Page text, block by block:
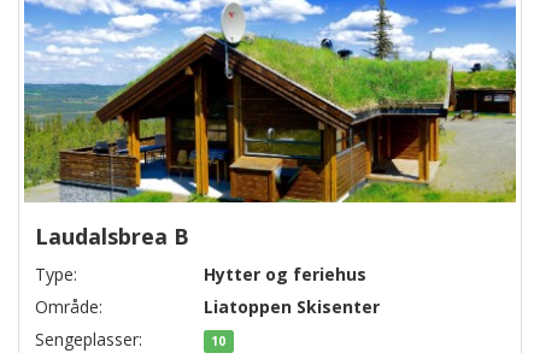
Laudalsbrea B
Type:
Hytter og feriehus
Område:
Liatoppen Skisenter
Sengeplasser:
10